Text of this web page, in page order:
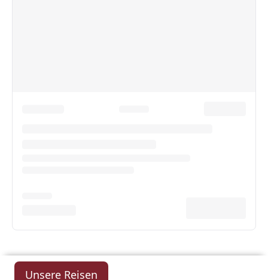
Unsere Reisen